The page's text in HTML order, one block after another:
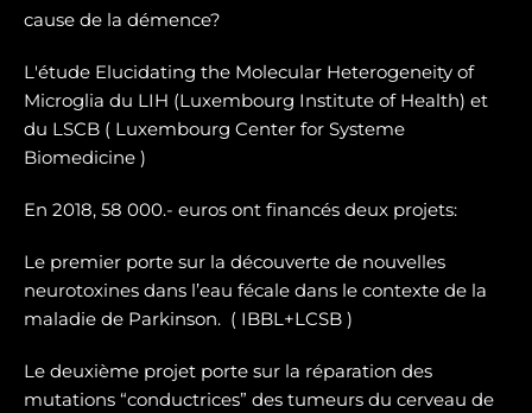
cause de la démence?
L'étude Elucidating the Molecular Heterogeneity of
Microglia du LIH (Luxembourg Institute of Health) et
du LSCB ( Luxembourg Center for Systeme
Biomedicine )
En 2018, 58 000.- euros ont financés deux projets:
Le premier porte sur la découverte de nouvelles
neurotoxines dans l’eau fécale dans le contexte de la
maladie de Parkinson. ( IBBL+LCSB )
Le deuxième projet porte sur la réparation des
mutations “conductrices” des tumeurs du cerveau de